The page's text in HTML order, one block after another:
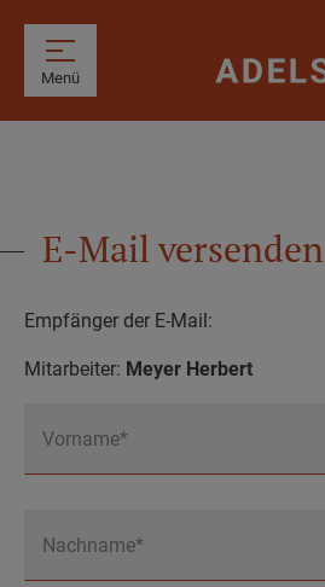
Menü
E-Mail versenden
Empfänger der E-Mail:
Mitarbeiter: Meyer Herbert
Vorname*
Nachname*